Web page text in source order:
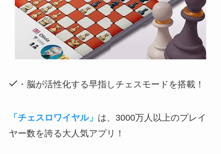
・脳が活性化する早指しチェスモードを搭載！
「チェスロワイヤル」 は、3000万人以上のプレイ
ヤー数を誇る大人気アプリ！